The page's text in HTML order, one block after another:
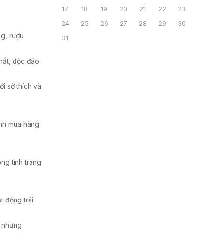
17
18 19 20 21 22
23
24
25 26 27 28 29
30
31
rượu
độc đáo
sở thích và
mua hàng
tình trạng
động trải